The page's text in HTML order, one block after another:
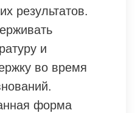
результатов.
и
во время
форма